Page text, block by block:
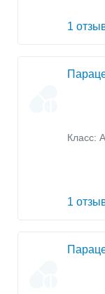
1
Класс:
1